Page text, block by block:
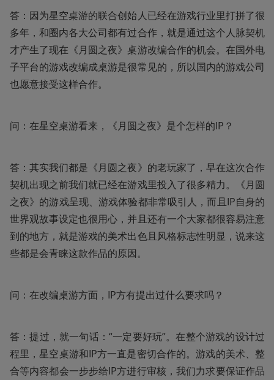
答：因为星空桌游的联合创始人已经在游戏行业里打拼了很
多年，和圈内各大公司都有过合作，就是通过这个人脉契机
才产生了现在《月圆之夜》桌游改编合作的机会。在国外电
子平台的游戏改编成桌游是很常见的，所以国内的游戏公司
也愿意接受这样合作。
问：在星空桌游看来，《月圆之夜》是个怎样的IP？
答：其实我们都是《月圆之夜》的老玩家了，早在这次合作
契机出现之前我们就已经在游戏里投入了很多精力。《月圆
之夜》的游戏呈现、游戏体验都非常吸引人，而且IP自身的
世界观故事设定也很用心，并且还有一个大家都很容易注意
到的地方，就是游戏的美术出色且风格标志性明显，说来这
些都是会青睐这款作品的原因。
问：在改编桌游方面，IP方有提出过什么要求吗？
答：提过，就一句话：“一定要好玩”。在整个游戏的设计过
程里，星空桌游和IP方一直是密切合作的。游戏的美术、整
合等内容都会一步步给IP方进行审核，我们力求要保证作品